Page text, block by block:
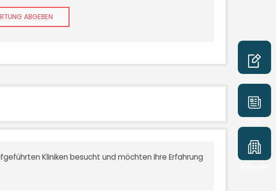
ABGEBEN
Kliniken besucht und möchten Ihre Erfahrung